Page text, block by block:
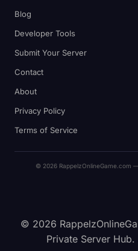
Blog
Developer Tools
Submit Your Server
Contact
About
Privacy Policy
Terms of Service
© 2026 RappelzOnlineGame.com
© 2026
Private Server